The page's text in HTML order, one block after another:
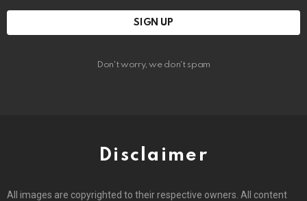
Don't worry, we don't spam
Disclaimer
All images are copyrighted to their respective owners. All content